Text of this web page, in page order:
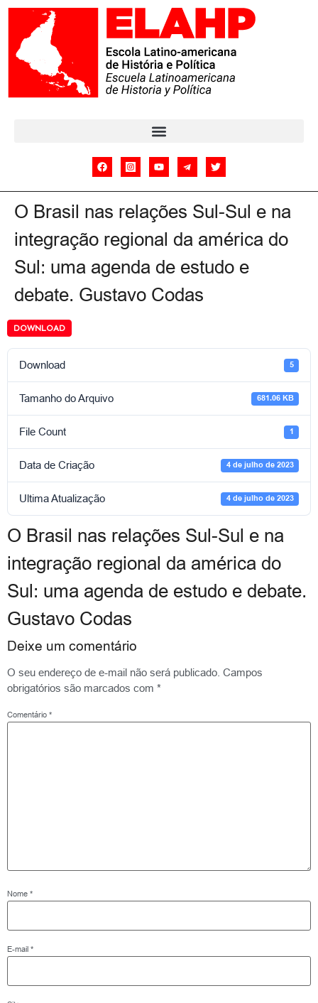
O Brasil nas relações Sul-Sul e na
integração regional da américa do
Sul: uma agenda de estudo e
debate. Gustavo Codas
DOWNLOAD
Download 5
Tamanho do Arquivo 681.06 KB
File Count 1
Data de Criação 4 de julho de 2023
Ultima Atualização 4 de julho de 2023
O Brasil nas relações Sul-Sul e na
integração regional da américa do
Sul: uma agenda de estudo e debate.
Gustavo Codas
Deixe um comentário
O seu endereço de e-mail não será publicado. Campos
obrigatórios são marcados com *
Comentário *
Nome *
E-mail *